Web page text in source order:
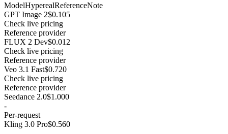
ModelHyperealReferenceNote
GPT Image 2$0.105
Check live pricing
Reference provider
FLUX 2 Dev$0.012
Check live pricing
Reference provider
Veo 3.1 Fast$0.720
Check live pricing
Reference provider
Seedance 2.0$1.000
-
Per-request
Kling 3.0 Pro$0.560